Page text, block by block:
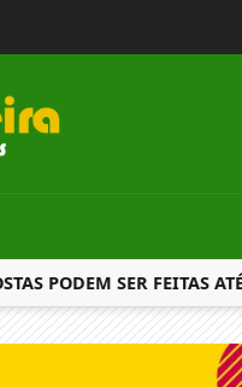
PODEM SER FEITAS ATÉ